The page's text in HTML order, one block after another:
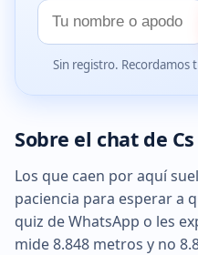
Tu
nombre
Sin registro. Recordamos
Sobre el chat de
Los que caen por aquí
paciencia para esperar a
quiz de WhatsApp o les
mide 8.848 metros y no